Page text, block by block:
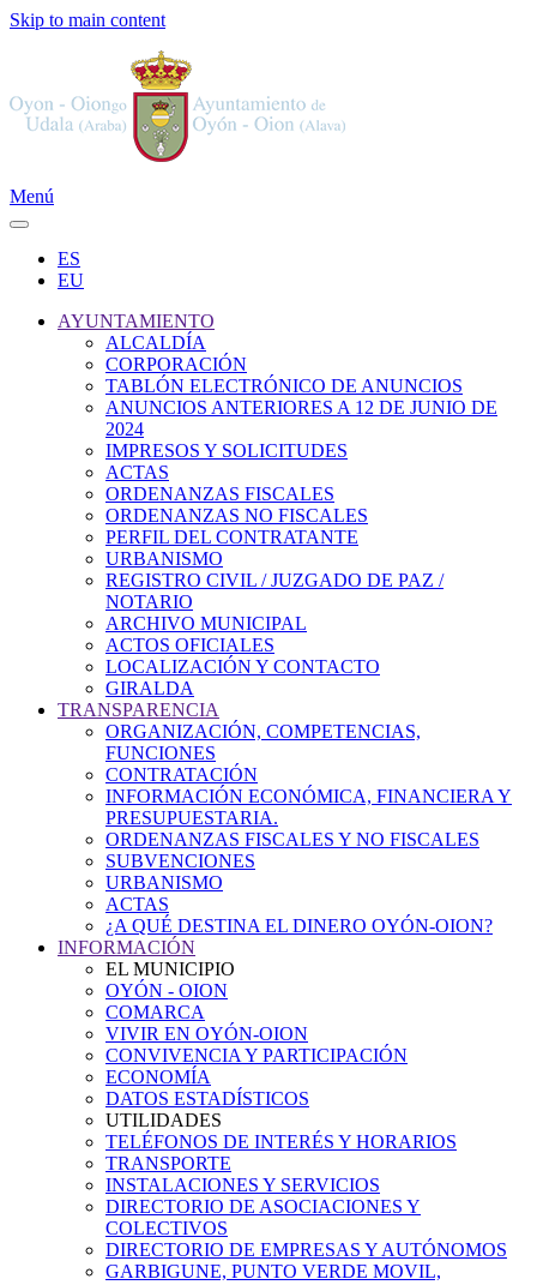
Skip to main content
Menú
ES
EU
AYUNTAMIENTO
ALCALDÍA
CORPORACIÓN
TABLÓN ELECTRÓNICO DE ANUNCIOS
ANUNCIOS ANTERIORES A 12 DE JUNIO DE
2024
IMPRESOS Y SOLICITUDES
ACTAS
ORDENANZAS FISCALES
ORDENANZAS NO FISCALES
PERFIL DEL CONTRATANTE
URBANISMO
REGISTRO CIVIL / JUZGADO DE PAZ /
NOTARIO
ARCHIVO MUNICIPAL
ACTOS OFICIALES
LOCALIZACIÓN Y CONTACTO
GIRALDA
TRANSPARENCIA
ORGANIZACIÓN, COMPETENCIAS,
FUNCIONES
CONTRATACIÓN
INFORMACIÓN ECONÓMICA, FINANCIERA Y
PRESUPUESTARIA.
ORDENANZAS FISCALES Y NO FISCALES
SUBVENCIONES
URBANISMO
ACTAS
¿A QUÉ DESTINA EL DINERO OYÓN-OION?
INFORMACIÓN
EL MUNICIPIO
OYÓN - OION
COMARCA
VIVIR EN OYÓN-OION
CONVIVENCIA Y PARTICIPACIÓN
ECONOMÍA
DATOS ESTADÍSTICOS
UTILIDADES
TELÉFONOS DE INTERÉS Y HORARIOS
TRANSPORTE
INSTALACIONES Y SERVICIOS
DIRECTORIO DE ASOCIACIONES Y
COLECTIVOS
DIRECTORIO DE EMPRESAS Y AUTÓNOMOS
GARBIGUNE, PUNTO VERDE MOVIL,